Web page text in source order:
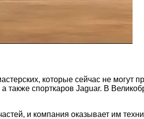
которые сейчас не могут
спорткаров Jaguar. В
и компания оказывает им